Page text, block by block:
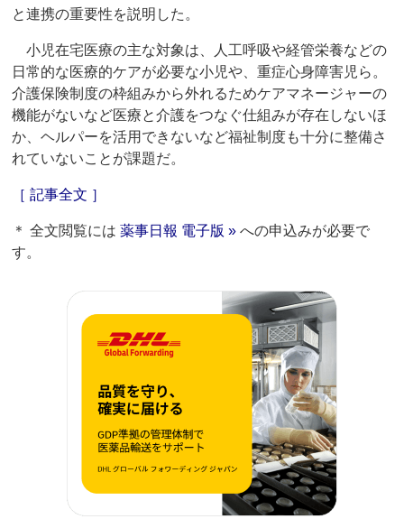
と連携の重要性を説明した。
小児在宅医療の主な対象は、人工呼吸や経管栄養などの
日常的な医療的ケアが必要な小児や、重症心身障害児ら。
介護保険制度の枠組みから外れるためケアマネージャーの
機能がないなど医療と介護をつなぐ仕組みが存在しないほ
か、ヘルパーを活用できないなど福祉制度も十分に整備さ
れていないことが課題だ。
［ 記事全文 ］
＊ 全文閲覧には薬事日報 電子版 » への申込みが必要で
す。